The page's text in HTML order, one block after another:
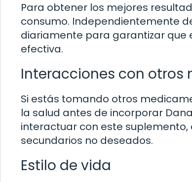
Para obtener los mejores
consumo. Independientemente
diariamente para garantizar que
efectiva.
Interacciones con otros
Si estás tomando otros
la salud antes de incorporar
interactuar con este
secundarios no deseados.
Estilo de vida